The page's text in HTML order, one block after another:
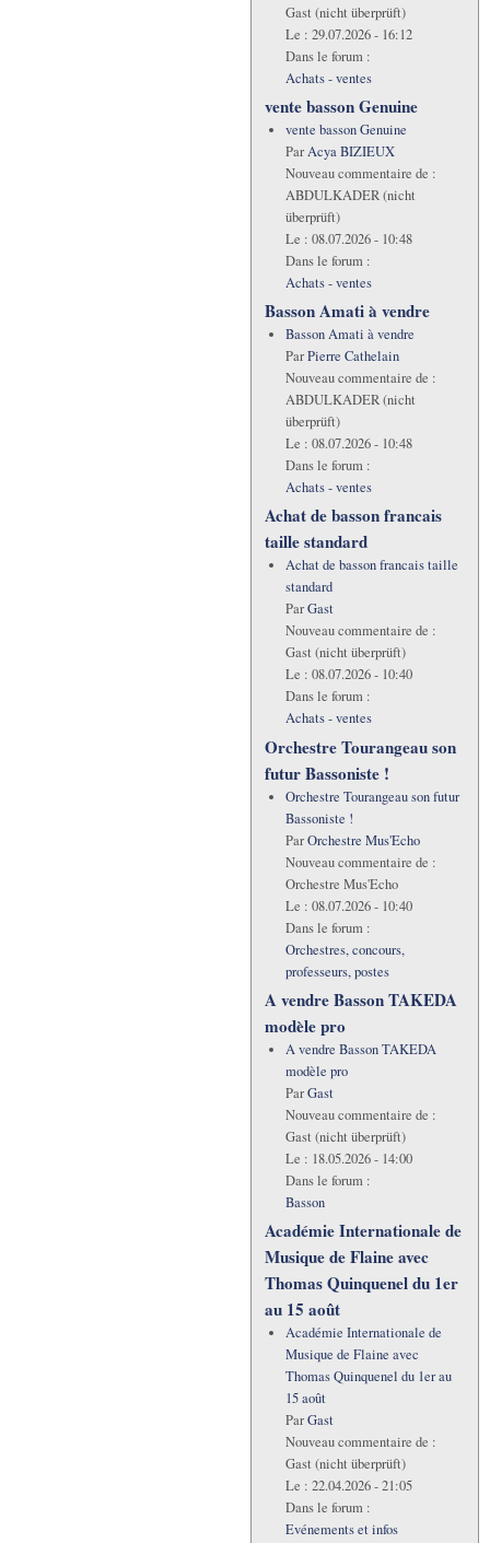
Gast (nicht überprüft)
Le : 29.07.2026 - 16:12
Dans le forum :
Achats - ventes
vente basson Genuine
vente basson Genuine
ParAcya BIZIEUX
Nouveau commentaire de :
ABDULKADER (nicht
überprüft)
Le : 08.07.2026 - 10:48
Dans le forum :
Achats - ventes
Basson Amati à vendre
Basson Amati à vendre
ParPierre Cathelain
Nouveau commentaire de :
ABDULKADER (nicht
überprüft)
Le : 08.07.2026 - 10:48
Dans le forum :
Achats - ventes
Achat de basson francais
taille standard
Achat de basson francais taille
standard
ParGast
Nouveau commentaire de :
Gast (nicht überprüft)
Le : 08.07.2026 - 10:40
Dans le forum :
Achats - ventes
Orchestre Tourangeau son
futur Bassoniste !
Orchestre Tourangeau son futur
Bassoniste !
ParOrchestre Mus'Echo
Nouveau commentaire de :
Orchestre Mus'Echo
Le : 08.07.2026 - 10:40
Dans le forum :
Orchestres, concours,
professeurs, postes
A vendre Basson TAKEDA
modèle pro
A vendre Basson TAKEDA
modèle pro
ParGast
Nouveau commentaire de :
Gast (nicht überprüft)
Le : 18.05.2026 - 14:00
Dans le forum :
Basson
Académie Internationale de
Musique de Flaine avec
Thomas Quinquenel du 1er
au 15 août
Académie Internationale de
Musique de Flaine avec
Thomas Quinquenel du 1er au
15 août
ParGast
Nouveau commentaire de :
Gast (nicht überprüft)
Le : 22.04.2026 - 21:05
Dans le forum :
Evénements et infos